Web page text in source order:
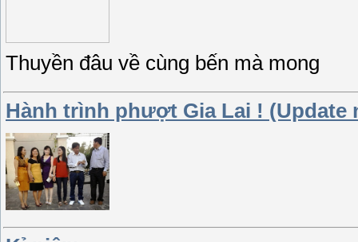
Thuyền đâu về cùng bến mà mong
Hành trình phượt Gia Lai ! (Update